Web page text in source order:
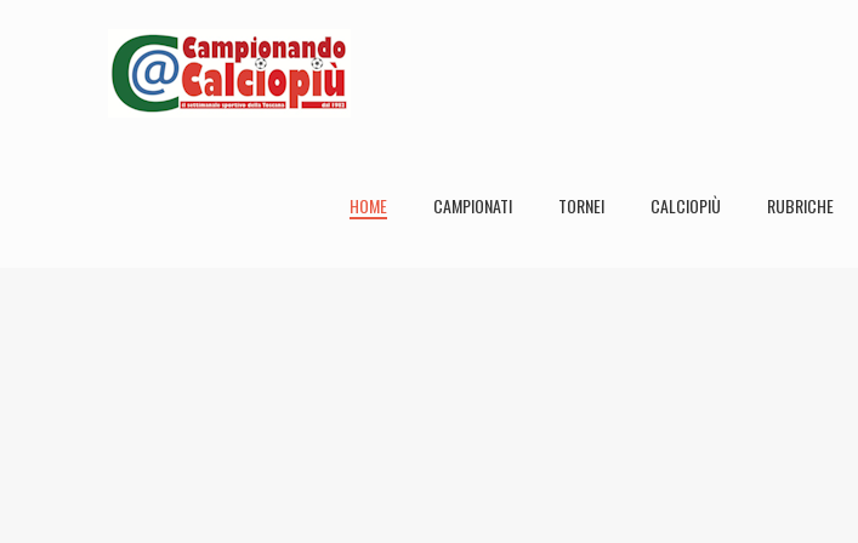
HOME CAMPIONATI TORNEI CALCIOPIÙ RUBRICHE